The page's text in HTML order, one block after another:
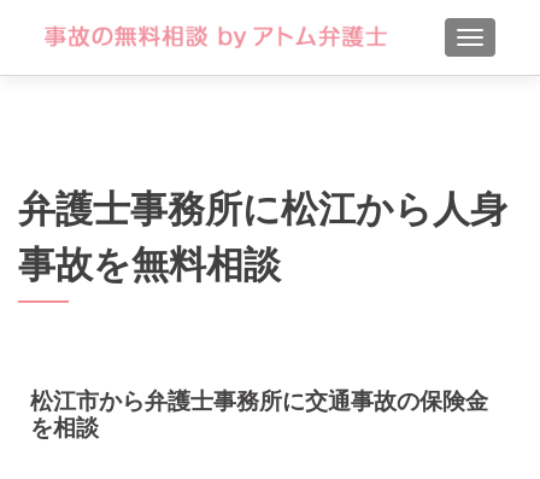
弁護士事務所に松江から人身
事故を無料相談
松江市から弁護士事務所に交通事故の保険金
を相談